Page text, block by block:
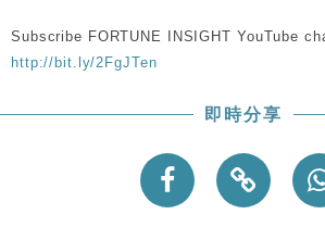
Subscribe FORTUNE INSIGHT YouTube
http://bit.ly/2FgJTen
即時分享